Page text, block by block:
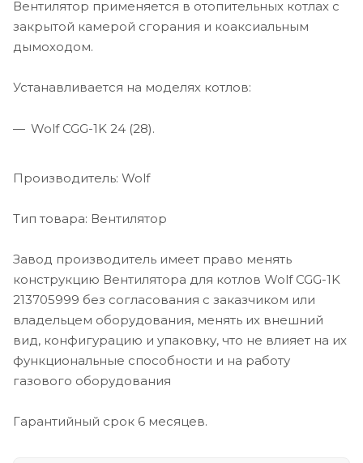
Вентилятор применяется в отопительных котлах с
закрытой камерой сгорания и коаксиальным
дымоходом.
Устанавливается на моделях котлов:
Wolf CGG-1K 24 (28).
Производитель: Wolf
Тип товара: Вентилятор
Завод производитель имеет право менять
конструкцию Вентилятора для котлов Wolf CGG-1K
213705999 без согласования с заказчиком или
владельцем оборудования, менять их внешний
вид, конфигурацию и упаковку, что не влияет на их
функциональные способности и на работу
газового оборудования
Гарантийный срок 6 месяцев.